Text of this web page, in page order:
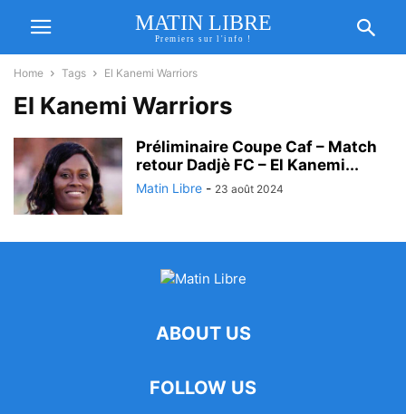
MATIN LIBRE
Premiers sur l'info !
Home Tags El Kanemi Warriors
El Kanemi Warriors
Préliminaire Coupe Caf – Match
retour Dadjè FC – El Kanemi...
Matin Libre - 23 août 2024
ABOUT US
FOLLOW US